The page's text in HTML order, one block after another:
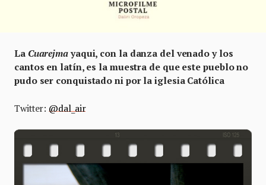
La Cuarejmayaqui, con la danza del venado y los
cantos en latín, es la muestra de que este pueblo no
pudo ser conquistado ni por la iglesia Católica
Twitter:@dal_air